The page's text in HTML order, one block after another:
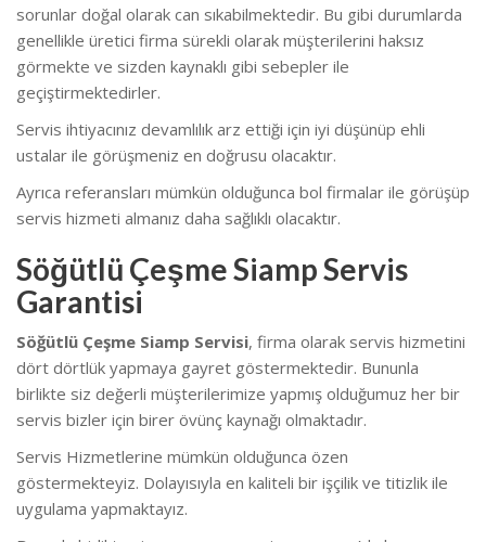
sorunlar doğal olarak can sıkabilmektedir. Bu gibi durumlarda
genellikle üretici firma sürekli olarak müşterilerini haksız
görmekte ve sizden kaynaklı gibi sebepler ile
geçiştirmektedirler.
Servis ihtiyacınız devamlılık arz ettiği için iyi düşünüp ehli
ustalar ile görüşmeniz en doğrusu olacaktır.
Ayrıca referansları mümkün olduğunca bol firmalar ile görüşüp
servis hizmeti almanız daha sağlıklı olacaktır.
Söğütlü Çeşme Siamp Servis
Garantisi
Söğütlü Çeşme Siamp Servisi, firma olarak servis hizmetini
dört dörtlük yapmaya gayret göstermektedir. Bununla
birlikte siz değerli müşterilerimize yapmış olduğumuz her bir
servis bizler için birer övünç kaynağı olmaktadır.
Servis Hizmetlerine mümkün olduğunca özen
göstermekteyiz. Dolayısıyla en kaliteli bir işçilik ve titizlik ile
uygulama yapmaktayız.